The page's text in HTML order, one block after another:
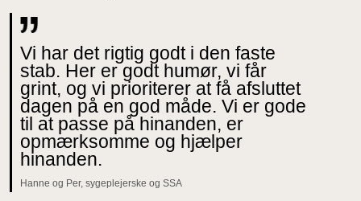
Vi har det rigtig godt i den faste
stab. Her er godt humør, vi får
grint, og vi prioriterer at få afsluttet
dagen på en god måde. Vi er gode
til at passe på hinanden, er
opmærksomme og hjælper
hinanden.
Hanne og Per, sygeplejerske og SSA